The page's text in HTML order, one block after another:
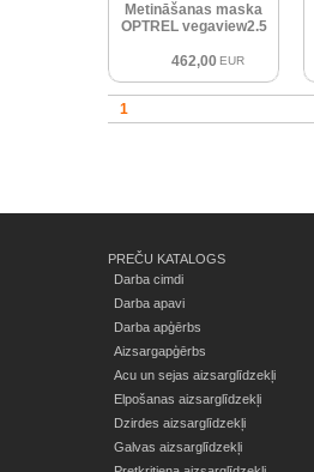
Metināšanas maska
OPTREL vegaview2.5
462,00 EUR
1
PREČU KATALOGS
Darba cimdi
Darba apavi
Darba apģērbs
Aizsargapģērbs
Acu un sejas aizsarglīdzekļi
Elpošanas aizsarglīdzekļi
Dzirdes aizsarglīdzekļi
Galvas aizsarglīdzekļi